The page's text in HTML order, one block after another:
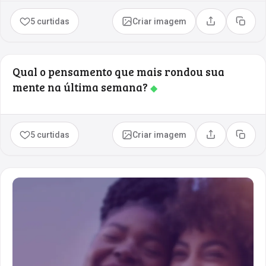
5 curtidas Criar imagem Compartilhar
Copiar
Qual o pensamento que mais rondou sua
mente na última semana? ◆
5 curtidas Criar imagem Compartilhar
Copiar